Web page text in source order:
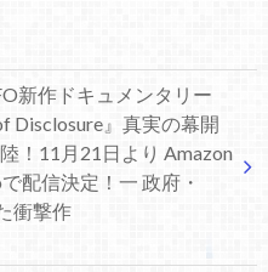
新作ドキュメンタリー
Disclosure』真実の幕開
！11月21日より Amazon
配信決定！一 政府・
衝撃作